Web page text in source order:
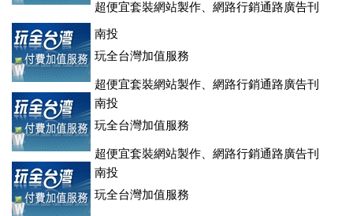
超便宜套裝網站製作、網路行銷通路廣告刊
登、訂房系統、客房委託旅行社銷售，全面優惠中....
南投
玩全台灣加值服務
超便宜套裝網站製作、網路行銷通路廣告刊
登、訂房系統、客房委託旅行社銷售，全面優惠中....
南投
玩全台灣加值服務
超便宜套裝網站製作、網路行銷通路廣告刊
登、訂房系統、客房委託旅行社銷售，全面優惠中....
南投
玩全台灣加值服務